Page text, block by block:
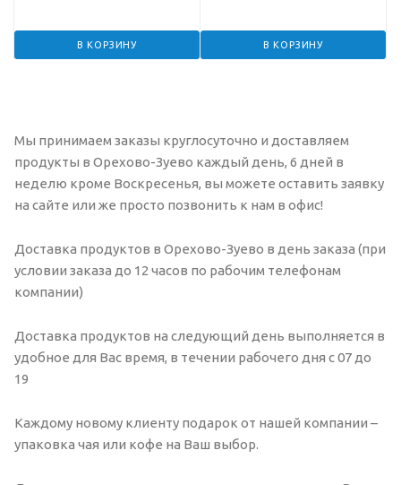
В КОРЗИНУ В КОРЗИНУ
Мы принимаем заказы круглосуточно и доставляем
продукты в Орехово-Зуево каждый день, 6 дней в
неделю кроме Воскресенья, вы можете оставить заявку
на сайте или же просто позвонить к нам в офис!
Доставка продуктов в Орехово-Зуево в день заказа (при
условии заказа до 12 часов по рабочим телефонам
компании)
Доставка продуктов на следующий день выполняется в
удобное для Вас время, в течении рабочего дня с 07 до
19
Каждому новому клиенту подарок от нашей компании –
упаковка чая или кофе на Ваш выбор.